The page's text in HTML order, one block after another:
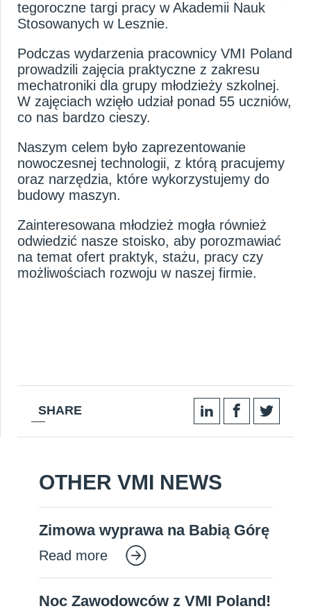
OTHER VMI NEWS
Zimowa wyprawa na Babią Górę
Read more
Noc Zawodowców z VMI Poland!
tegoroczne targi pracy w Akademii Nauk
Stosowanych w Lesznie.
Podczas wydarzenia pracownicy VMI Poland
prowadzili zajęcia praktyczne z zakresu
mechatroniki dla grupy młodzieży szkolnej.
W zajęciach wzięło udział ponad 55 uczniów,
co nas bardzo cieszy.
Naszym celem było zaprezentowanie
nowoczesnej technologii, z którą pracujemy
oraz narzędzia, które wykorzystujemy do
budowy maszyn.
Zainteresowana młodzież mogła również
odwiedzić nasze stoisko, aby porozmawiać
na temat ofert praktyk, stażu, pracy czy
możliwościach rozwoju w naszej firmie.
SHARE